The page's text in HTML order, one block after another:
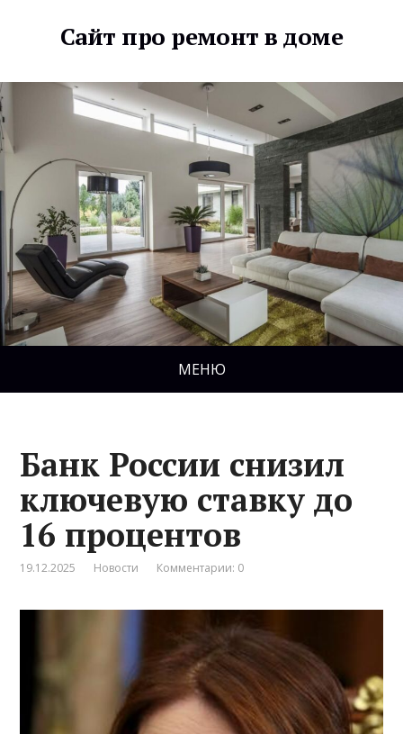
Сайт про ремонт в доме
МЕНЮ
Банк России снизил
ключевую ставку до
16 процентов
19.12.2025 Новости Комментарии: 0